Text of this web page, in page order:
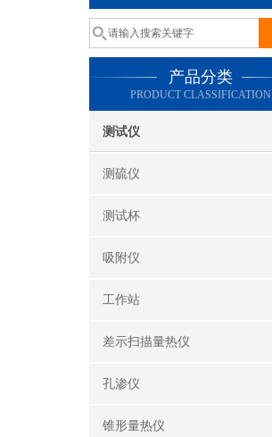
产品分类
PRODUCT CLASSIFICATION
测试仪
测硫仪
测试杯
吸附仪
工作站
差示扫描量热仪
孔渗仪
锥形量热仪